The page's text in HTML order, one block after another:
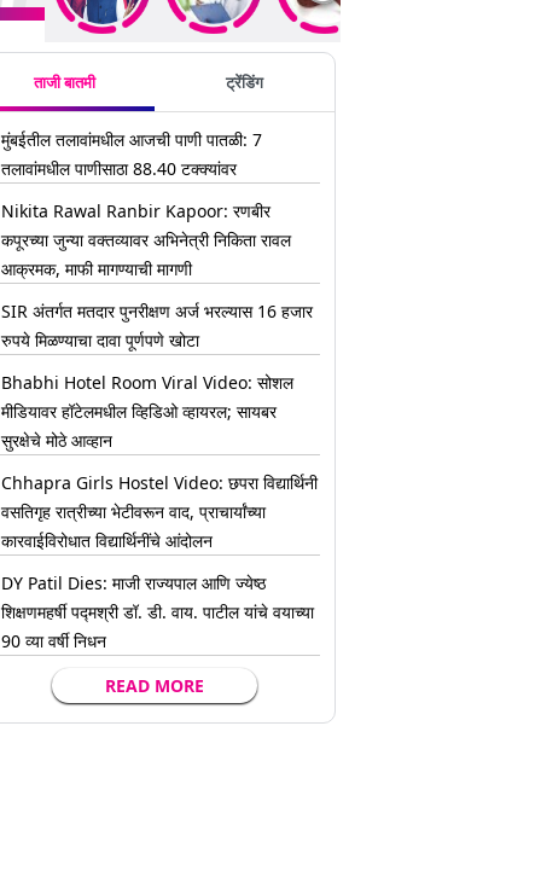
ताजी बातमी ट्रेंडिंग
मुंबईतील तलावांमधील आजची पाणी पातळी: 7
तलावांमधील पाणीसाठा 88.40 टक्क्यांवर
Nikita Rawal Ranbir Kapoor: रणबीर
कपूरच्या जुन्या वक्तव्यावर अभिनेत्री निकिता रावल
आक्रमक, माफी मागण्याची मागणी
SIR अंतर्गत मतदार पुनरीक्षण अर्ज भरल्यास 16 हजार
रुपये मिळण्याचा दावा पूर्णपणे खोटा
Bhabhi Hotel Room Viral Video: सोशल
मीडियावर हॉटेलमधील व्हिडिओ व्हायरल; सायबर
सुरक्षेचे मोठे आव्हान
Chhapra Girls Hostel Video: छपरा विद्यार्थिनी
वसतिगृह रात्रीच्या भेटीवरून वाद, प्राचार्यांच्या
कारवाईविरोधात विद्यार्थिनींचे आंदोलन
DY Patil Dies: माजी राज्यपाल आणि ज्येष्ठ
शिक्षणमहर्षी पद्मश्री डॉ. डी. वाय. पाटील यांचे वयाच्या
90 व्या वर्षी निधन
READ MORE